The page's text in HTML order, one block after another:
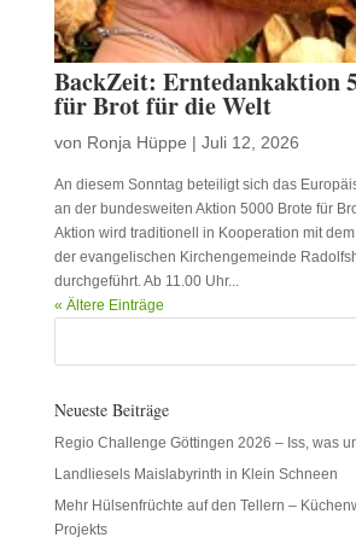
BackZeit: Erntedankaktion
für Brot für die Welt
von Ronja Hüppe | Juli 12, 2026
An diesem Sonntag beteiligt sich das
an der bundesweiten Aktion 5000 Brote für
Aktion wird traditionell in Kooperation mit
der evangelischen Kirchengemeinde
durchgeführt. Ab 11.00 Uhr...
« Ältere Einträge
Neueste Beiträge
Regio Challenge Göttingen 2026 – Iss, was
Landliesels Maislabyrinth in Klein Schneen
Mehr Hülsenfrüchte auf den Tellern –
Projekts